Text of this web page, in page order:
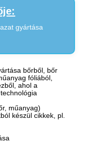
gyártása
bőrből, bőr
fóliából,
ahol a
műanyag)
készül cikkek, pl.